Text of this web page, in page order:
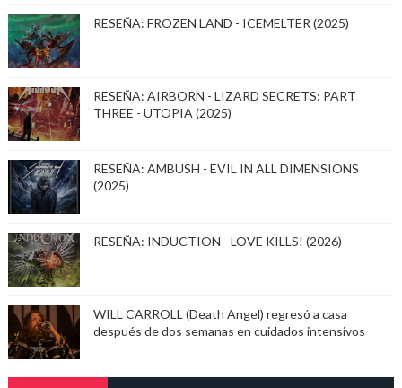
RESEÑA: FROZEN LAND - ICEMELTER (2025)
RESEÑA: AIRBORN - LIZARD SECRETS: PART
THREE - UTOPIA (2025)
RESEÑA: AMBUSH - EVIL IN ALL DIMENSIONS
(2025)
RESEÑA: INDUCTION - LOVE KILLS! (2026)
WILL CARROLL (Death Angel) regresó a casa
después de dos semanas en cuidados intensivos